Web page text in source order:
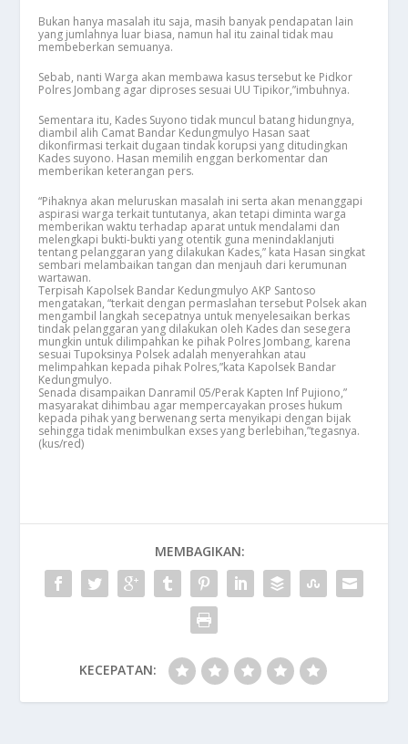
Bukan hanya masalah itu saja, masih banyak pendapatan lain
yang jumlahnya luar biasa, namun hal itu zainal tidak mau
membeberkan semuanya.
Sebab, nanti Warga akan membawa kasus tersebut ke Pidkor
Polres Jombang agar diproses sesuai UU Tipikor,”imbuhnya.
Sementara itu, Kades Suyono tidak muncul batang hidungnya,
diambil alih Camat Bandar Kedungmulyo Hasan saat
dikonfirmasi terkait dugaan tindak korupsi yang ditudingkan
Kades suyono. Hasan memilih enggan berkomentar dan
memberikan keterangan pers.
“Pihaknya akan meluruskan masalah ini serta akan menanggapi
aspirasi warga terkait tuntutanya, akan tetapi diminta warga
memberikan waktu terhadap aparat untuk mendalami dan
melengkapi bukti-bukti yang otentik guna menindaklanjuti
tentang pelanggaran yang dilakukan Kades,” kata Hasan singkat
sembari melambaikan tangan dan menjauh dari kerumunan
wartawan.
Terpisah Kapolsek Bandar Kedungmulyo AKP Santoso
mengatakan, “terkait dengan permaslahan tersebut Polsek akan
mengambil langkah secepatnya untuk menyelesaikan berkas
tindak pelanggaran yang dilakukan oleh Kades dan sesegera
mungkin untuk dilimpahkan ke pihak Polres Jombang, karena
sesuai Tupoksinya Polsek adalah menyerahkan atau
melimpahkan kepada pihak Polres,”kata Kapolsek Bandar
Kedungmulyo.
Senada disampaikan Danramil 05/Perak Kapten Inf Pujiono,”
masyarakat dihimbau agar mempercayakan proses hukum
kepada pihak yang berwenang serta menyikapi dengan bijak
sehingga tidak menimbulkan exses yang berlebihan,”tegasnya.
(kus/red)
MEMBAGIKAN:
KECEPATAN: